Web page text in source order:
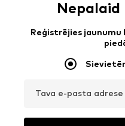
Nepalaid
Reģistrējies jaunumu
Tava e-pasta adrese